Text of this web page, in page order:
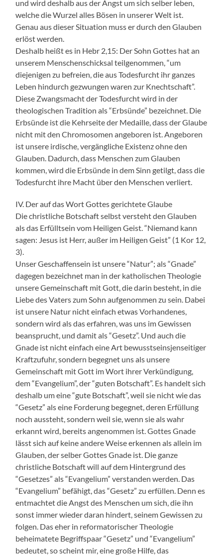
und wird deshalb aus der Angst um sich selber leben,
welche die Wurzel alles Bösen in unserer Welt ist.
Genau aus dieser Situation muss er durch den Glauben
erlöst werden.
Deshalb heißt es in Hebr 2,15: Der Sohn Gottes hat an
unserem Menschenschicksal teilgenommen, “um
diejenigen zu befreien, die aus Todesfurcht ihr ganzes
Leben hindurch gezwungen waren zur Knechtschaft”.
Diese Zwangsmacht der Todesfurcht wird in der
theologischen Tradition als “Erbsünde” bezeichnet. Die
Erbsünde ist die Kehrseite der Medaille, dass der Glaube
nicht mit den Chromosomen angeboren ist. Angeboren
ist unsere irdische, vergängliche Existenz ohne den
Glauben. Dadurch, dass Menschen zum Glauben
kommen, wird die Erbsünde in dem Sinn getilgt, dass die
Todesfurcht ihre Macht über den Menschen verliert.
IV. Der auf das Wort Gottes gerichtete Glaube
Die christliche Botschaft selbst versteht den Glauben
als das Erfülltsein vom Heiligen Geist. “Niemand kann
sagen: Jesus ist Herr, außer im Heiligen Geist” (1 Kor 12,
3).
Unser Geschaffensein ist unsere “Natur”; als “Gnade”
dagegen bezeichnet man in der katholischen Theologie
unsere Gemeinschaft mit Gott, die darin besteht, in die
Liebe des Vaters zum Sohn aufgenommen zu sein. Dabei
ist unsere Natur nicht einfach etwas Vorhandenes,
sondern wird als das erfahren, was uns im Gewissen
beansprucht, und damit als “Gesetz”. Und auch die
Gnade ist nicht einfach eine Art bewusstseinsjenseitiger
Kraftzufuhr, sondern begegnet uns als unsere
Gemeinschaft mit Gott im Wort ihrer Verkündigung,
dem “Evangelium”, der “guten Botschaft”. Es handelt sich
deshalb um eine “gute Botschaft”, weil sie nicht wie das
“Gesetz” als eine Forderung begegnet, deren Erfüllung
noch aussteht, sondern weil sie, wenn sie als wahr
erkannt wird, bereits angenommen ist. Gottes Gnade
lässt sich auf keine andere Weise erkennen als allein im
Glauben, der selber Gottes Gnade ist. Die ganze
christliche Botschaft will auf dem Hintergrund des
“Gesetzes” als “Evangelium” verstanden werden. Das
“Evangelium” befähigt, das “Gesetz” zu erfüllen. Denn es
entmachtet die Angst des Menschen um sich, die ihn
sonst immer wieder daran hindert, seinem Gewissen zu
folgen. Das eher in reformatorischer Theologie
beheimatete Begriffspaar “Gesetz” und “Evangelium”
bedeutet, so scheint mir, eine große Hilfe, das